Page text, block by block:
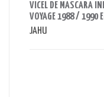
VICEL DE MASCARA
VOYAGE 1988 / 1990
JAHU